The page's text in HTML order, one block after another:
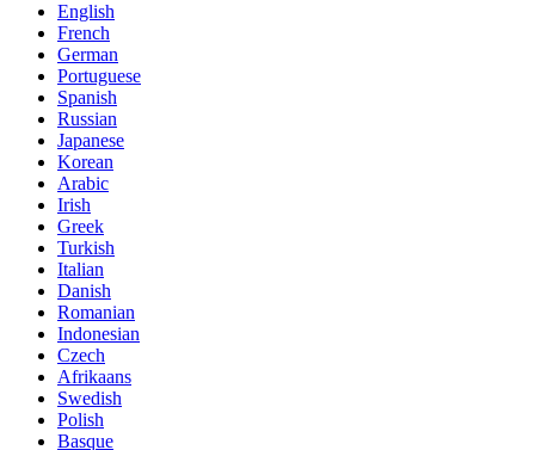
English
French
German
Portuguese
Spanish
Russian
Japanese
Korean
Arabic
Irish
Greek
Turkish
Italian
Danish
Romanian
Indonesian
Czech
Afrikaans
Swedish
Polish
Basque